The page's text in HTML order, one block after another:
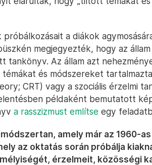
a diákok
megjegyezték, hogy az
tankönyv. Az állam azt
és módszereket
CRT) vagy a szociális érzelmi
példaként bemutatott
a rasszizmust említse egy
amely már az 1960-
az oktatás során próbálja
érzelmeit, közösségi